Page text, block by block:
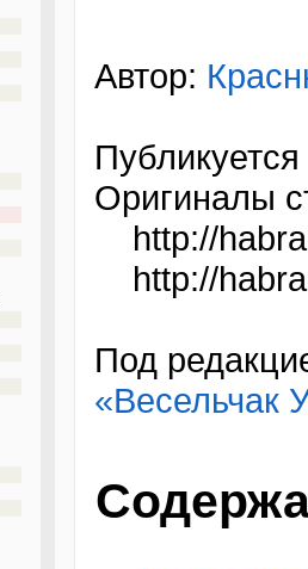
Автор:
Оригиналы
http://
http://
Под
«Весельчак